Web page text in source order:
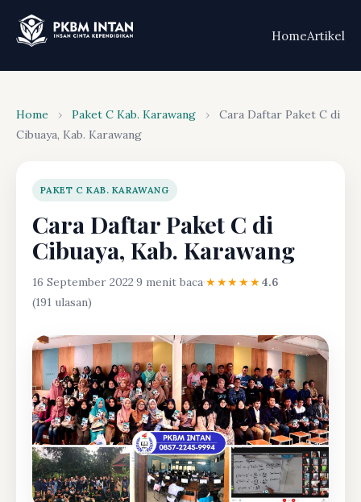
HomeArtikel
Home › Paket C Kab. Karawang ›
Cara Daftar Paket C di
Cibuaya, Kab. Karawang
PAKET C KAB. KARAWANG
Cara Daftar Paket C di
Cibuaya, Kab. Karawang
16 September 2022·9 menit baca·★★★★★4.6
(191 ulasan)